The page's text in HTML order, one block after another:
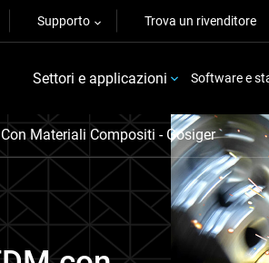
Supporto Trova un rivenditore
Settori e applicazioni Software e
Materiali Compositi - Gosiger